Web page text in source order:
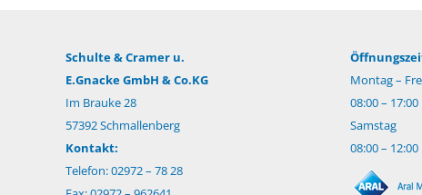
Schulte & Cramer u.
E.Gnacke GmbH & Co.KG
Im Brauke 28
57392 Schmallenberg
Kontakt:
Telefon: 02972 – 78 28
Montag –
08:00 –
Samstag
08:00 –